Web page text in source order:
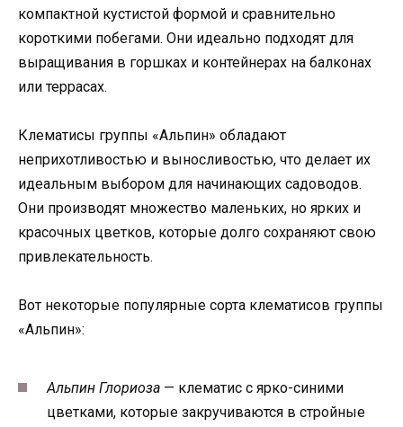
компактной кустистой формой и сравнительно
короткими побегами. Они идеально подходят для
выращивания в горшках и контейнерах на балконах
или террасах.
Клематисы группы «Альпин» обладают
неприхотливостью и выносливостью, что делает их
идеальным выбором для начинающих садоводов.
Они производят множество маленьких, но ярких и
красочных цветков, которые долго сохраняют свою
привлекательность.
Вот некоторые популярные сорта клематисов группы
«Альпин»:
Альпин Глориоза — клематис с ярко-синими
цветками, которые закручиваются в стройные